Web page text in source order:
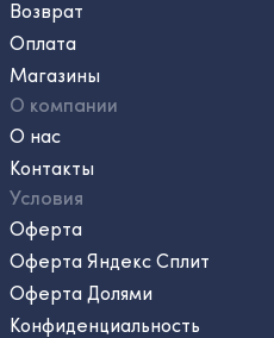
Возврат
Оплата
Магазины
О компании
О нас
Контакты
Условия
Оферта
Оферта Яндекс Сплит
Оферта Долями
Конфиденциальность